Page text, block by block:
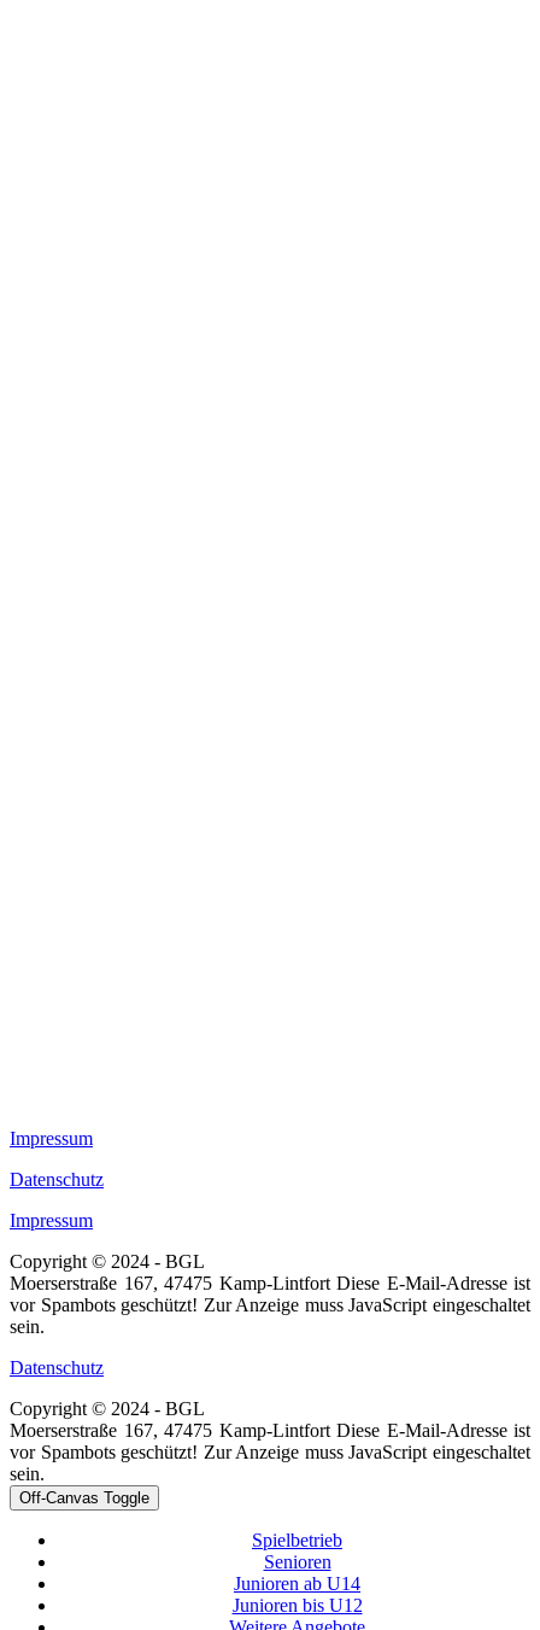
Impressum
Datenschutz
Impressum
Copyright © 2024 - BGL
Moerserstraße 167, 47475 Kamp-Lintfort Diese E-Mail-Adresse ist
vor Spambots geschützt! Zur Anzeige muss JavaScript eingeschaltet
sein.
Datenschutz
Copyright © 2024 - BGL
Moerserstraße 167, 47475 Kamp-Lintfort Diese E-Mail-Adresse ist
vor Spambots geschützt! Zur Anzeige muss JavaScript eingeschaltet
sein.
Off-Canvas Toggle
Spielbetrieb
Senioren
Junioren ab U14
Junioren bis U12